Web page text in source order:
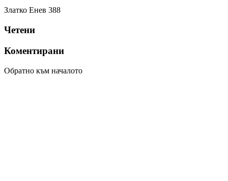
Златко Енев 388
Четени
Коментирани
Обратно към началото